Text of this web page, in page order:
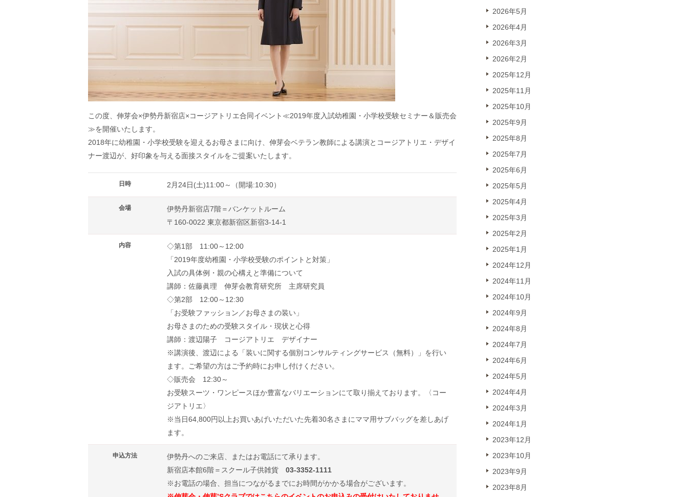
この度、伸芽会×伊勢丹新宿店×コージアトリエ合同イベント≪2019年度入試幼稚園・小学校受験セミナー＆販売会
≫を開催いたします。
2018年に幼稚園・小学校受験を迎えるお母さまに向け、伸芽会ベテラン教師による講演とコージアトリエ・デザイ
ナー渡辺が、好印象を与える面接スタイルをご提案いたします。
日時 2月24日(土)11:00～（開場:10:30）
会場
伊勢丹新宿店7階＝バンケットルーム
〒160-0022 東京都新宿区新宿3-14-1
内容
◇第1部 11:00～12:00
「2019年度幼稚園・小学校受験のポイントと対策」
入試の具体例・親の心構えと準備について
講師：佐藤眞理 伸芽会教育研究所 主席研究員
◇第2部 12:00～12:30
「お受験ファッション／お母さまの装い」
お母さまのための受験スタイル・現状と心得
講師：渡辺陽子 コージアトリエ デザイナー
※講演後、渡辺による「装いに関する個別コンサルティングサービス（無料）」を行い
ます。ご希望の方はご予約時にお申し付けください。
◇販売会 12:30～
お受験スーツ・ワンピースほか豊富なバリエーションにて取り揃えております。〈コー
ジアトリエ〉
※当日64,800円以上お買いあげいただいた先着30名さまにママ用サブバッグを差しあげ
ます。
申込方法
伊勢丹へのご来店、またはお電話にて承ります。
新宿店本館6階＝スクール子供雑貨 03-3352-1111
※お電話の場合、担当につながるまでにお時間がかかる場合がございます。
2026年5月
2026年4月
2026年3月
2026年2月
2025年12月
2025年11月
2025年10月
2025年9月
2025年8月
2025年7月
2025年6月
2025年5月
2025年4月
2025年3月
2025年2月
2025年1月
2024年12月
2024年11月
2024年10月
2024年9月
2024年8月
2024年7月
2024年6月
2024年5月
2024年4月
2024年3月
2024年1月
2023年12月
2023年10月
2023年9月
2023年8月